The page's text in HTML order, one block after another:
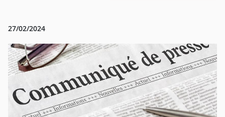
27/02/2024